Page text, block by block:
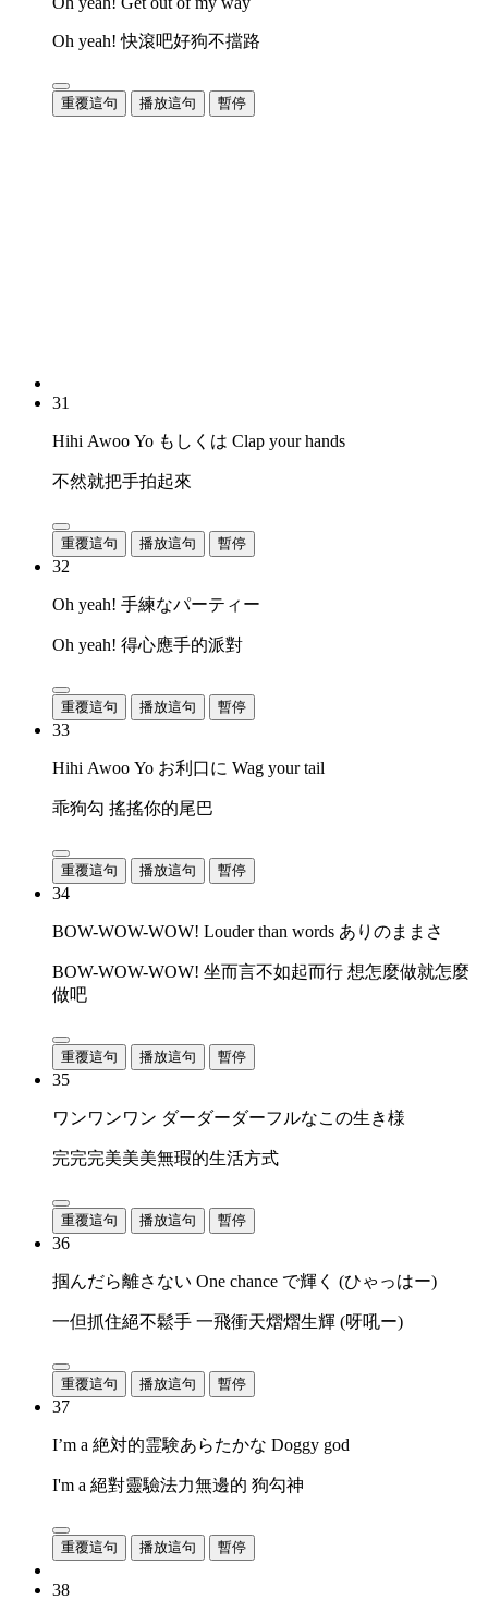
Oh yeah! 快滾吧好狗不擋路
重覆這句 播放這句 暫停
31
Hihi Awoo Yo もしくは Clap your hands
不然就把手拍起來
重覆這句 播放這句 暫停
32
Oh yeah! 手練なパーティー
Oh yeah! 得心應手的派對
重覆這句 播放這句 暫停
33
Hihi Awoo Yo お利口に Wag your tail
乖狗勾 搖搖你的尾巴
重覆這句 播放這句 暫停
34
BOW-WOW-WOW! Louder than words ありのままさ
BOW-WOW-WOW! 坐而言不如起而行 想怎麼做就怎麼
做吧
重覆這句 播放這句 暫停
35
ワンワンワン ダーダーダーフルなこの生き様
完完完美美美無瑕的生活方式
重覆這句 播放這句 暫停
36
掴んだら離さない One chance で輝く (ひゃっはー)
一但抓住絕不鬆手 一飛衝天熠熠生輝 (呀吼ー)
重覆這句 播放這句 暫停
37
I’m a 絶対的霊験あらたかな Doggy god
I'm a 絕對靈驗法力無邊的 狗勾神
重覆這句 播放這句 暫停
38